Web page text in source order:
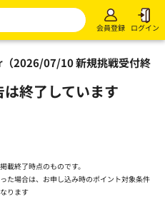
会員登録 ログイン
2026/07/10 新規挑戦受付終
は終了しています
載終了時点のものです。
た場合は、お申し込み時のポイント対象条件
ります